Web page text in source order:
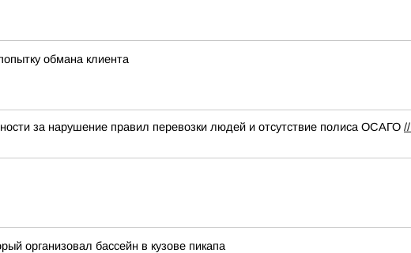
обмана клиента
за нарушение правил перевозки людей и отсутствие полиса ОСАГО //
организовал бассейн в кузове пикапа